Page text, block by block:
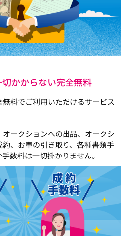
かからない完全無料
料でご利用いただけるサービス
ークションへの出品、オークシ
約、お車の引き取り、各種書類手
数料は一切掛かりません。